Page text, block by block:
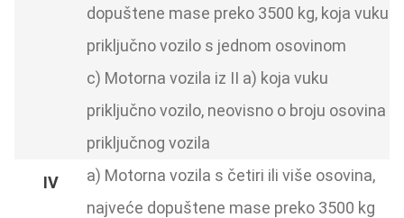
dopuštene mase preko 3500 kg, koja vuku
priključno vozilo s jednom osovinom
c) Motorna vozila iz II a) koja vuku
priključno vozilo, neovisno o broju osovina
priključnog vozila
a) Motorna vozila s četiri ili više osovina,
najveće dopuštene mase preko 3500 kg